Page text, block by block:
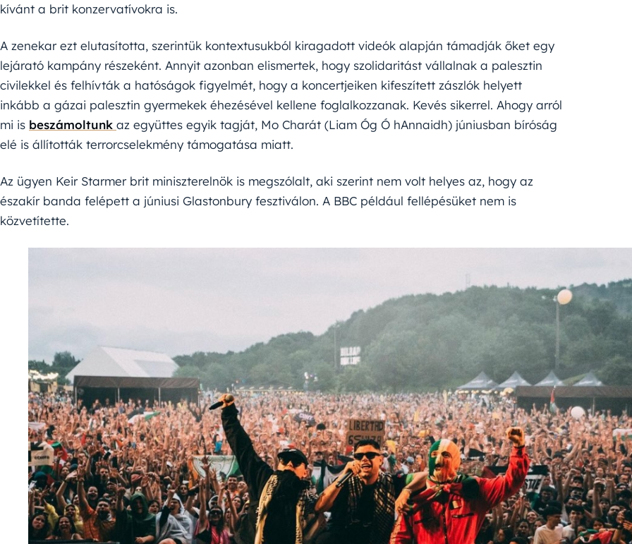
kívánt a brit konzervatívokra is.
A zenekar ezt elutasította, szerintük kontextusukból kiragadott videók alapján támadják őket egy
lejárató kampány részeként. Annyit azonban elismertek, hogy szolidaritást vállalnak a palesztin
civilekkel és felhívták a hatóságok figyelmét, hogy a koncertjeiken kifeszített zászlók helyett
inkább a gázai palesztin gyermekek éhezésével kellene foglalkozzanak. Kevés sikerrel. Ahogy arról
mi is beszámoltunk az együttes egyik tagját, Mo Charát (Liam Óg Ó hAnnaidh) júniusban bíróság
elé is állították terrorcselekmény támogatása miatt.
Az ügyen Keir Starmer brit miniszterelnök is megszólalt, aki szerint nem volt helyes az, hogy az
északír banda felépett a júniusi Glastonbury fesztiválon. A BBC például fellépésüket nem is
közvetítette.